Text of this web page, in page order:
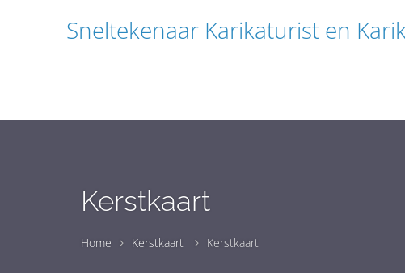
Sneltekenaar Karikaturist en
Kerstkaart
Home Kerstkaart Kerstkaart